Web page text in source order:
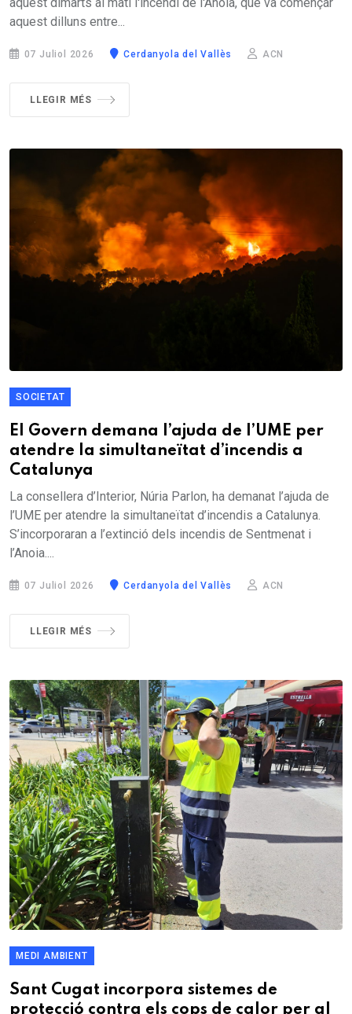
aquest dilluns entre...
07 Juliol 2026 Cerdanyola del Vallès ACN
LLEGIR MÉS
SOCIETAT
El Govern demana l’ajuda de l’UME per
atendre la simultaneïtat d’incendis a
Catalunya
La consellera d’Interior, Núria Parlon, ha demanat l’ajuda de
l’UME per atendre la simultaneïtat d’incendis a Catalunya.
S’incorporaran a l’extinció dels incendis de Sentmenat i
l’Anoia....
07 Juliol 2026 Cerdanyola del Vallès ACN
LLEGIR MÉS
MEDI AMBIENT
Sant Cugat incorpora sistemes de
protecció contra els cops de calor per al